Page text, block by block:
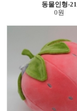
동물인형-21
0원